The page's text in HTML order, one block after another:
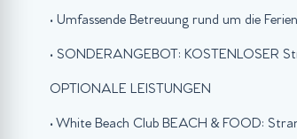
• Umfassende Betreuung rund um die
• SONDERANGEBOT: KOSTENLOSER
OPTIONALE LEISTUNGEN
• White Beach Club BEACH & FOOD: